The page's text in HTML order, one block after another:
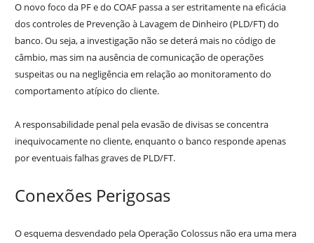
O novo foco da PF e do COAF passa a ser estritamente na eficácia
dos controles de Prevenção à Lavagem de Dinheiro (PLD/FT) do
banco. Ou seja, a investigação não se deterá mais no código de
câmbio, mas sim na ausência de comunicação de operações
suspeitas ou na negligência em relação ao monitoramento do
comportamento atípico do cliente.
A responsabilidade penal pela evasão de divisas se concentra
inequivocamente no cliente, enquanto o banco responde apenas
por eventuais falhas graves de PLD/FT.
Conexões Perigosas
O esquema desvendado pela Operação Colossus não era uma mera